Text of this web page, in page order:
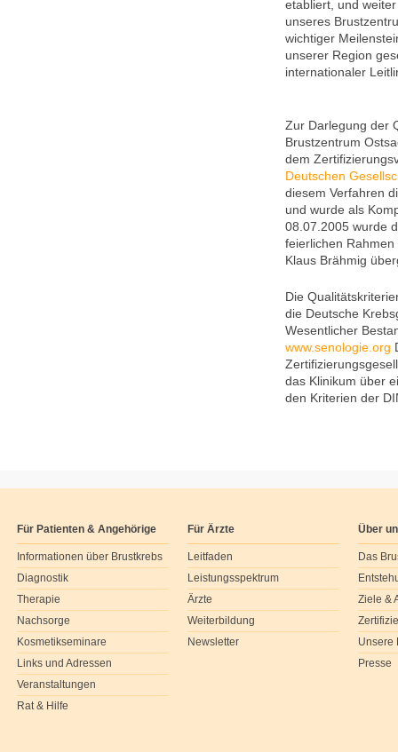
etabliert, und
unseres
wichtiger
unserer Region
internationaler
Zur Darlegung der
Brustzentrum
dem
Deutschen
diesem Verfahren
und wurde als
08.07.2005 wurde
feierlichen
Klaus Brähmig
Die
die Deutsche
Wesentlicher
www.senologie.org
das Klinikum über
den Kriterien der
Für Patienten & Angehörige
Informationen über Brustkrebs
Diagnostik
Therapie
Nachsorge
Kosmetikseminare
Links und Adressen
Veranstaltungen
Rat & Hilfe
Für Ärzte
Leitfaden
Leistungsspektrum
Ärzte
Weiterbildung
Newsletter
Über
Das
Ziele &
Unsere
Presse